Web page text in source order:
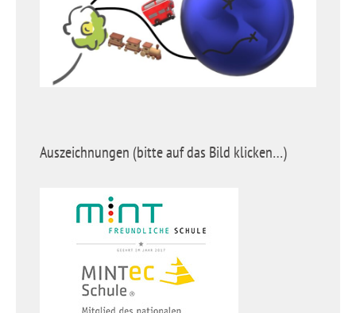
Auszeichnungen (bitte auf das Bild klicken…)